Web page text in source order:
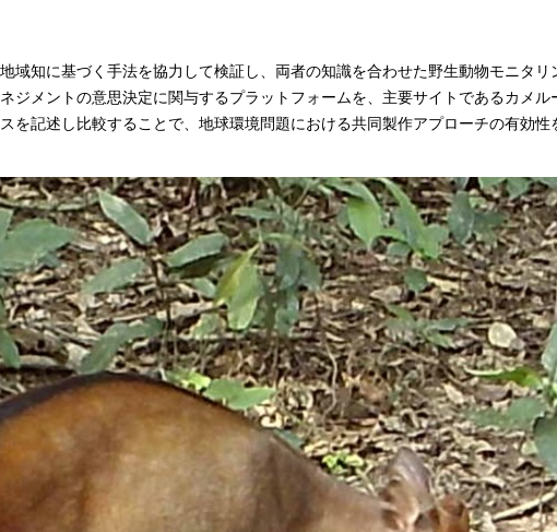
域知に基づく手法を協力して検証し、両者の知識を合わせた野生動物モニタリ
ジメントの意思決定に関与するプラットフォームを、主要サイトであるカメル
を記述し比較することで、地球環境問題における共同製作アプローチの有効性